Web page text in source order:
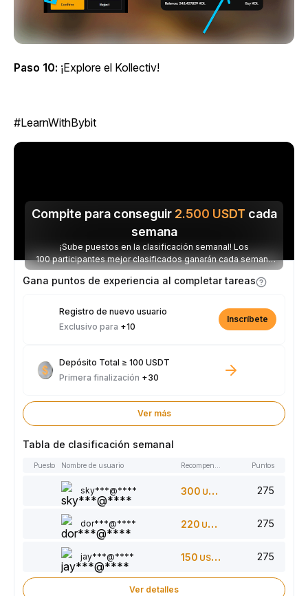
Paso 10: ¡Explore el Kollectiv!
#LearnWithBybit
Compite para conseguir 2.500 USDT cada
semana
¡Sube puestos en la clasificación semanal! Los
100 participantes mejor clasificados ganarán cada semana
parte de los 2.500 USDT disponibles.
Gana puntos de experiencia al completar tareas
Registro de nuevo usuario
Exclusivo para +10
Inscríbete
Depósito Total ≥ 100 USDT
Primera finalización +30
Ver más
Tabla de clasificación semanal
Puesto Nombre de usuario Recompensas Puntos
sky***@**** 300 USDT 275
dor***@**** 220 USDT 275
jay***@**** 150 USDT 275
Ver detalles